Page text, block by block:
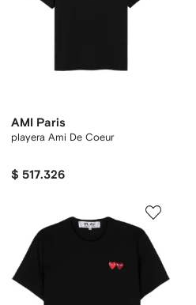
AMI Paris
playera Ami De Coeur
$ 517.326